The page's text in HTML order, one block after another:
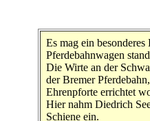
Es mag ein
Pferdebahnwagen
Die Wirte an der
der Bremer
Ehrenpforte errichtet
Hier nahm Diedrich
Schiene ein.